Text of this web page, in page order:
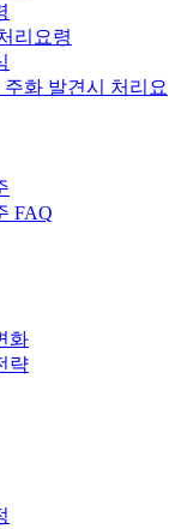
리요령
화 발견시 처리요
FAQ
화
략